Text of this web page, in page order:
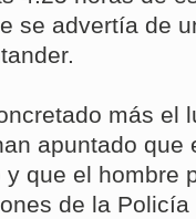
se advertía de
más el
apuntado que
que el hombre
de la